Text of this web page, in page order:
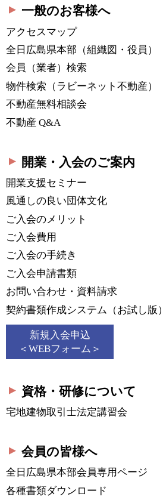
一般のお客様へ
アクセスマップ
全日広島県本部 （組織図・役員）
会員（業者）検索
物件検索 （ラビーネット不動産）
不動産無料相談会
不動産 Q&A
開業・入会のご案内
開業支援セミナー
風通しの良い団体文化
ご入会のメリット
ご入会費用
ご入会の手続き
ご入会申請書類
お問い合わせ・資料請求
契約書類作成システム
（お試し版）
新規入会申込
＜WEBフォーム＞
資格・研修について
宅地建物取引士法定講習会
会員の皆様へ
全日広島県本部会員専用ページ
各種書類ダウンロード